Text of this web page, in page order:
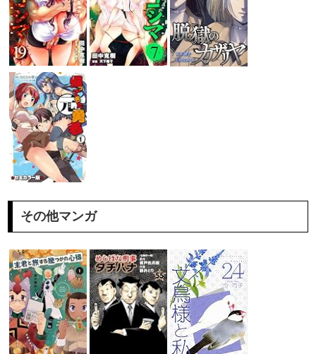
その他マンガ